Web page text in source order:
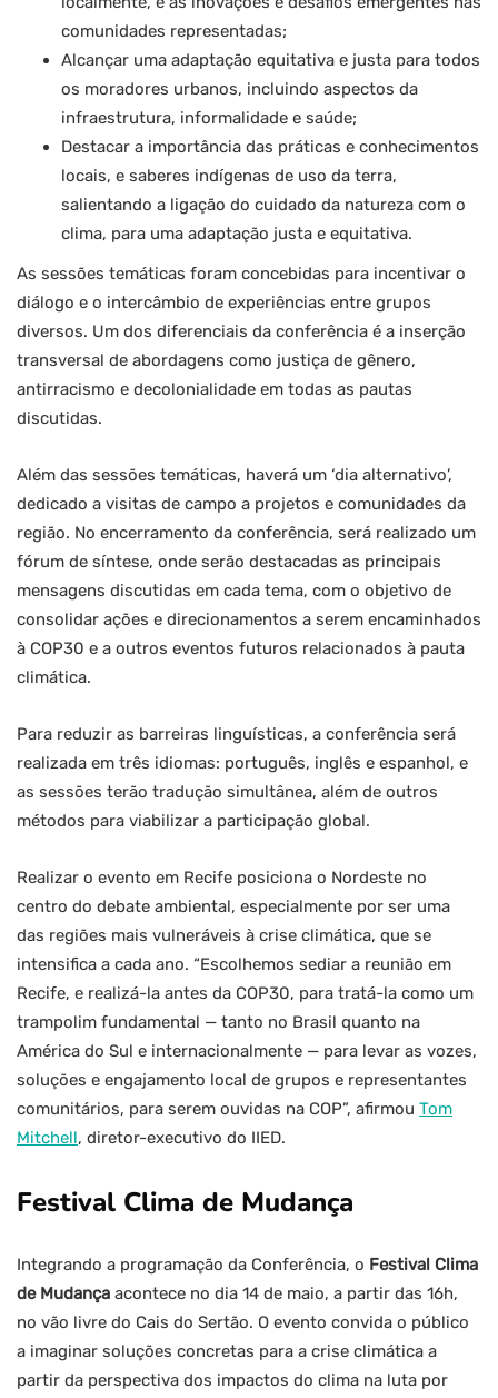
comunidades representadas;
Alcançar uma adaptação equitativa e justa para todos
os moradores urbanos, incluindo aspectos da
infraestrutura, informalidade e saúde;
Destacar a importância das práticas e conhecimentos
locais, e saberes indígenas de uso da terra,
salientando a ligação do cuidado da natureza com o
clima, para uma adaptação justa e equitativa.
As sessões temáticas foram concebidas para incentivar o
diálogo e o intercâmbio de experiências entre grupos
diversos. Um dos diferenciais da conferência é a inserção
transversal de abordagens como justiça de gênero,
antirracismo e decolonialidade em todas as pautas
discutidas.
Além das sessões temáticas, haverá um ‘dia alternativo’,
dedicado a visitas de campo a projetos e comunidades da
região. No encerramento da conferência, será realizado um
fórum de síntese, onde serão destacadas as principais
mensagens discutidas em cada tema, com o objetivo de
consolidar ações e direcionamentos a serem encaminhados
à COP30 e a outros eventos futuros relacionados à pauta
climática.
Para reduzir as barreiras linguísticas, a conferência será
realizada em três idiomas: português, inglês e espanhol, e
as sessões terão tradução simultânea, além de outros
métodos para viabilizar a participação global.
Realizar o evento em Recife posiciona o Nordeste no
centro do debate ambiental, especialmente por ser uma
das regiões mais vulneráveis à crise climática, que se
intensifica a cada ano. “Escolhemos sediar a reunião em
Recife, e realizá-la antes da COP30, para tratá-la como um
trampolim fundamental — tanto no Brasil quanto na
América do Sul e internacionalmente — para levar as vozes,
soluções e engajamento local de grupos e representantes
comunitários, para serem ouvidas na COP”, afirmou Tom
Mitchell, diretor-executivo do IIED.
Festival Clima de Mudança
Integrando a programação da Conferência, o Festival Clima
de Mudança acontece no dia 14 de maio, a partir das 16h,
no vão livre do Cais do Sertão. O evento convida o público
a imaginar soluções concretas para a crise climática a
partir da perspectiva dos impactos do clima na luta por